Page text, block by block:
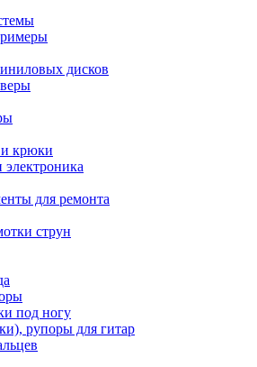
дисков
и крюки
электроника
для ремонта
струн
под ногу
рупоры для гитар